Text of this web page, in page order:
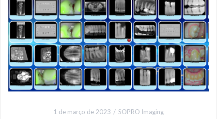
1 de março de 2023 SOPRO Imaging